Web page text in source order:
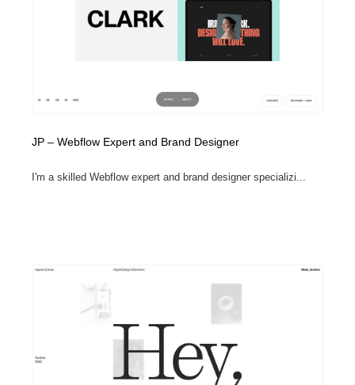
JP – Webflow Expert and Brand Designer
I'm a skilled Webflow expert and brand designer specializi...